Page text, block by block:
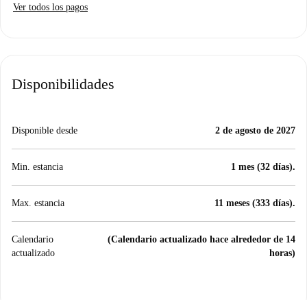
Ver todos los pagos
Disponibilidades
Disponible desde 2 de agosto de 2027
Min. estancia 1 mes (32 días).
Max. estancia 11 meses (333 días).
Calendario
actualizado
(Calendario actualizado hace alrededor de 14
horas)